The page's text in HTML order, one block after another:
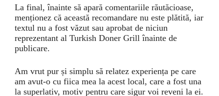
La final, înainte să apară comentariile răutăcioase,
menționez că această recomandare nu este plătită, iar
textul nu a fost văzut sau aprobat de niciun
reprezentant al Turkish Doner Grill înainte de
publicare.
Am vrut pur și simplu să relatez experiența pe care
am avut-o cu fiica mea la acest local, care a fost una
la superlativ, motiv pentru care sigur voi reveni la ei.